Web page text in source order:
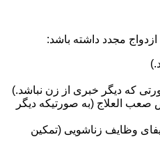
مجدد داشته باشد:
که دیگر خبری از زن نباشد.)
صعب العلاج (به صورتیکه دیگر
وظایف زناشویی (تمکین